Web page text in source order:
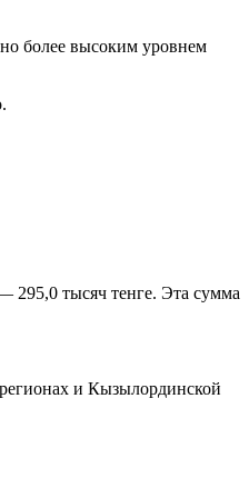
более высоким уровнем
295,0 тысяч тенге. Эта сумма
и Кызылординской